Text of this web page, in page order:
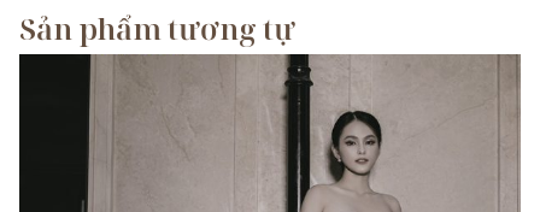
Sản phẩm tương tự